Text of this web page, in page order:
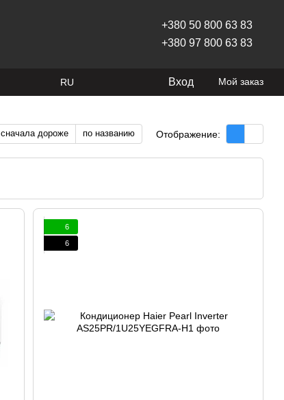
+380 50 800 63 83
+380 97 800 63 83
RU Вход Мой заказ
сначала дороже по названию Отображение:
6
6